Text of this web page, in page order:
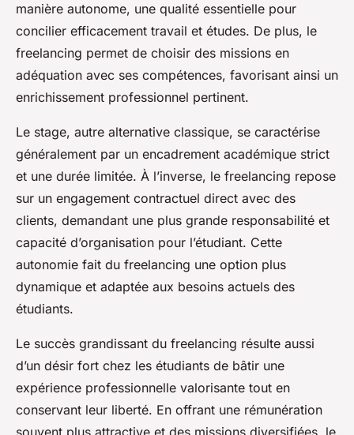
manière autonome, une qualité essentielle pour
concilier efficacement travail et études. De plus, le
freelancing permet de choisir des missions en
adéquation avec ses compétences, favorisant ainsi un
enrichissement professionnel pertinent.
Le stage, autre alternative classique, se caractérise
généralement par un encadrement académique strict
et une durée limitée. À l’inverse, le freelancing repose
sur un engagement contractuel direct avec des
clients, demandant une plus grande responsabilité et
capacité d’organisation pour l’étudiant. Cette
autonomie fait du freelancing une option plus
dynamique et adaptée aux besoins actuels des
étudiants.
Le succès grandissant du freelancing résulte aussi
d’un désir fort chez les étudiants de bâtir une
expérience professionnelle valorisante tout en
conservant leur liberté. En offrant une rémunération